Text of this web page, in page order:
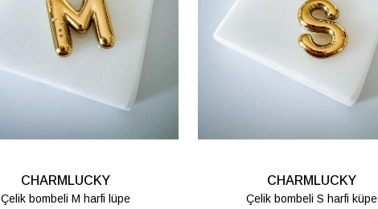
CHARMLUCKY
Çelik bombeli M harfi lüpe
CHARMLUCKY
Çelik bombeli S harfi küpe